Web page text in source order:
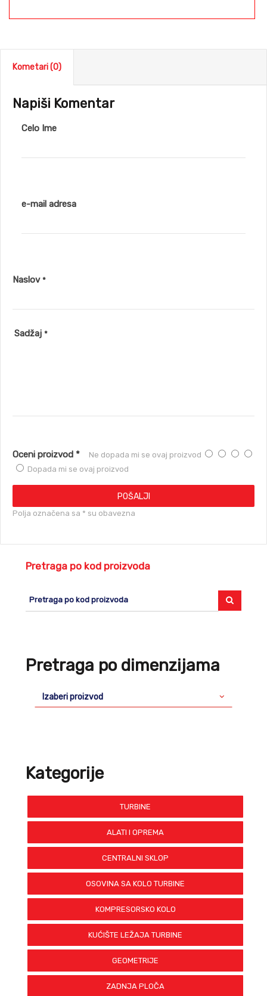
Pretraga po kod proizvoda
Pretraga po dimenzijama
Izaberi proizvod
Kategorije
TURBINE
ALATI I OPREMA
CENTRALNI SKLOP
OSOVINA SA KOLO TURBINE
KOMPRESORSKO KOLO
KUĆIŠTE LEŽAJA TURBINE
GEOMETRIJE
ZADNJA PLOČA
Kometari (0)
Napiši Komentar
Celo Ime
e-mail adresa
Naslov *
Sadžaj *
Oceni proizvod * Ne dopada mi se ovaj proizvod
Dopada mi se ovaj proizvod
POŠALJI
Polja označena sa * su obavezna